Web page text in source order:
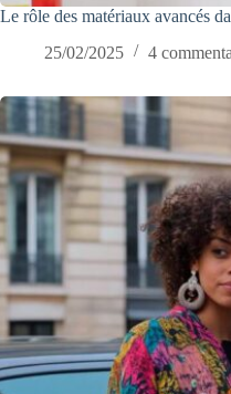
Le rôle des matériaux avancés
25/02/2025
4